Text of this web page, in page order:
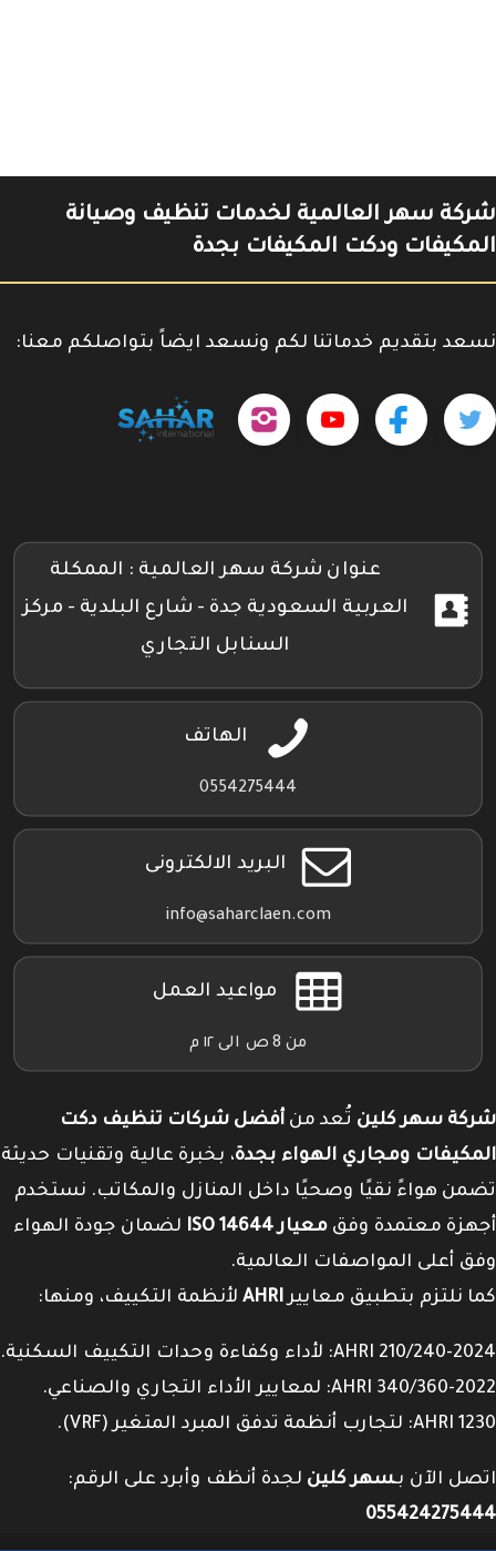
شركة سهر العالمية لخدمات تنظيف وصيانة
المكيفات ودكت المكيفات بجدة
نسعد بتقديم خدماتنا لكم ونسعد ايضاً بتواصلكم معنا:
تابعنا تابعنا www.youtube.com/@sahar4046
تابعنا
بلاي
عنوان شركة سهر العالمية : الممكلة
العربية السعودية جدة - شارع البلدية - مركز
السنابل التجاري
الهاتف
0554275444
البريد الالكترونى
info@saharclaen.com
مواعيد العمل
من 8 ص الى ١٢ م
شركة سهر كلين تُعد من أفضل شركات تنظيف دكت
المكيفات ومجاري الهواء بجدة، بخبرة عالية وتقنيات حديثة
تضمن هواءً نقيًا وصحيًا داخل المنازل والمكاتب. نستخدم
أجهزة معتمدة وفق معيار ISO 14644
لضمان جودة الهواء
وفق أعلى المواصفات العالمية.
كما نلتزم بتطبيق معاييرAHRI لأنظمة التكييف، ومنها:
AHRI 210/240-2024: لأداء وكفاءة وحدات التكييف السكنية.
AHRI 340/360-2022: لمعايير الأداء التجاري والصناعي.
AHRI 1230: لتجارب أنظمة تدفق المبرد المتغير (VRF).
اتصل الآن بـسهر كلين لجدة أنظف وأبرد على الرقم:
055424275444